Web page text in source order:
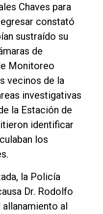
Chaves para
constató
sustraído su
de
Monitoreo
vecinos de la
investigativas
la Estación de
identificar
los
la Policía
Dr. Rodolfo
al